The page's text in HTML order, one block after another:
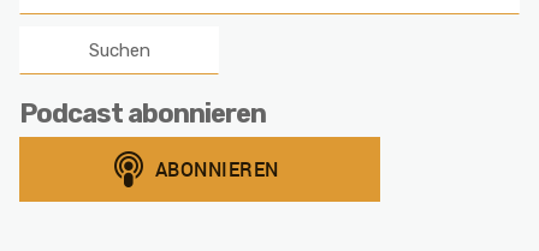
nach:
Podcast abonnieren